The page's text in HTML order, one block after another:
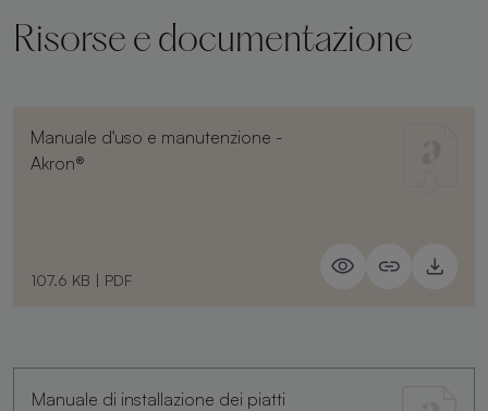
Risorse e documentazione
Manuale d'uso e manutenzione -
Akron®
107.6 KB | PDF
Manuale di installazione dei piatti